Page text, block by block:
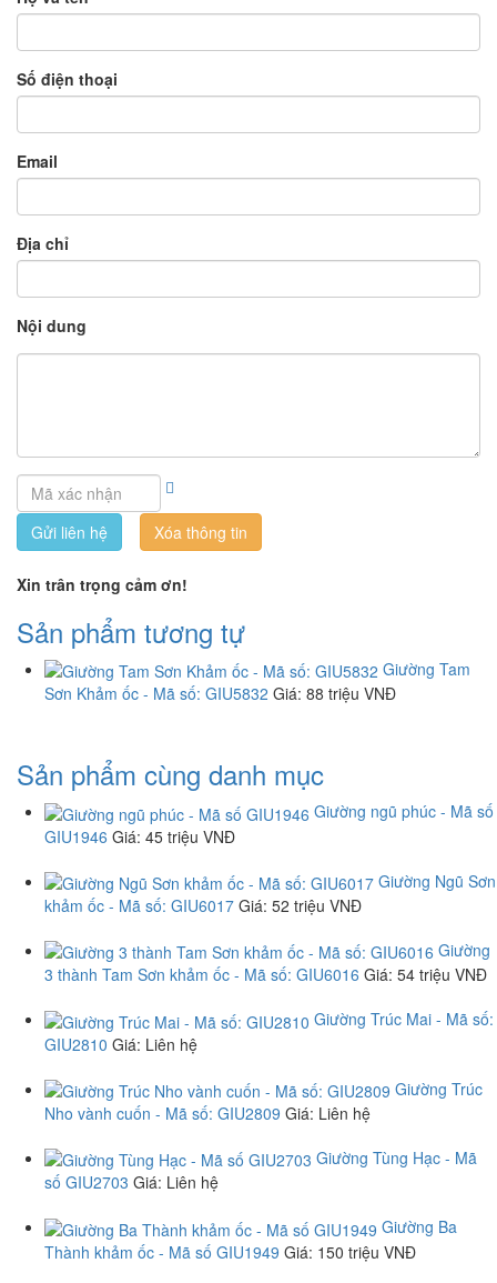
Số điện thoại
Email
Địa chỉ
Nội dung
Gửi liên hệ
Xin trân trọng cảm ơn!
Sản phẩm tương tự
Giường Tam
Sơn Khảm ốc - Mã số: GIU5832 Giá: 88 triệu VNĐ
Sản phẩm cùng danh mục
Giường ngũ phúc - Mã số
GIU1946 Giá: 45 triệu VNĐ
Giường Ngũ Sơn
khảm ốc - Mã số: GIU6017 Giá: 52 triệu VNĐ
Giường
3 thành Tam Sơn khảm ốc - Mã số: GIU6016 Giá: 54 triệu VNĐ
Giường Trúc Mai - Mã số:
GIU2810 Giá: Liên hệ
Giường Trúc
Nho vành cuốn - Mã số: GIU2809 Giá: Liên hệ
Giường Tùng Hạc - Mã
số GIU2703 Giá: Liên hệ
Giường Ba
Thành khảm ốc - Mã số GIU1949 Giá: 150 triệu VNĐ